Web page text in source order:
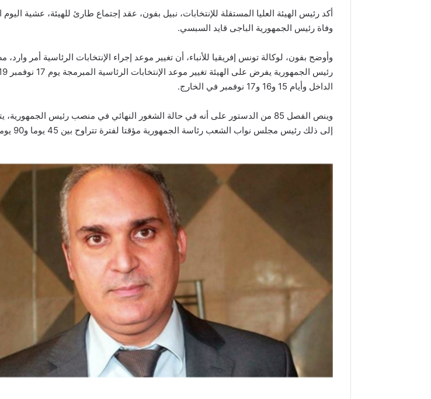
أكد رئيس الهيئة العليا المستقلة للإنتخابات، نبيل بفون، عقد إجتماع طارئ للهيئة، عشية
وفاة رئيس الجمهورية الباجى قايد السبسي.
وأوضح بفون، لوكالة تونس إفريقيا للأنباء، أن تغيير موعد إجراء الإنتخابات الرئاسية أمر وارد،
الداخل وأيام 15 و16 و17 نوفمبر في الخارج.
وينص الفصل 85 من الدستور على أنه في حالة الشغور النهائي في منصب رئيس الجمهورية،
إلى ذلك رئيس مجلس نواب الشعب رئاسة الجمهورية مؤقتا لفترة تتراوح بين 45 يوما و90 يوما.